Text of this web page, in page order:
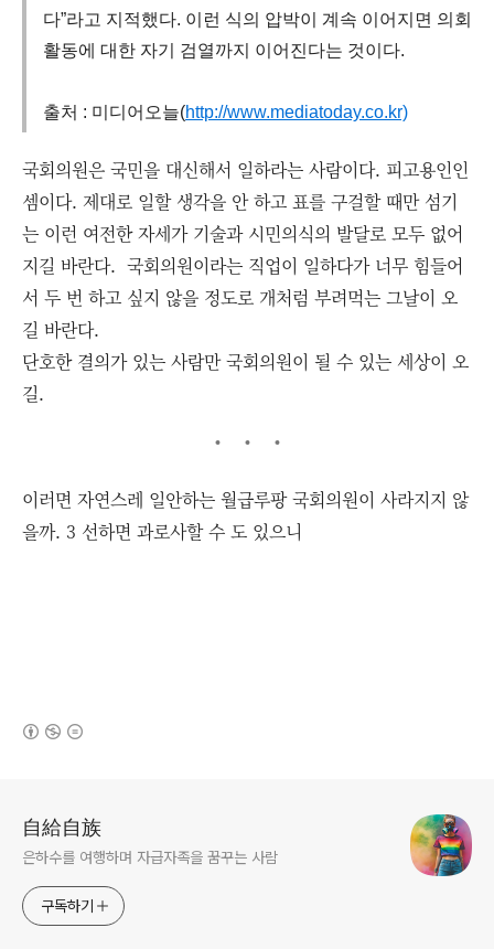
다”라고 지적했다. 이런 식의 압박이 계속 이어지면 의회
활동에 대한 자기 검열까지 이어진다는 것이다.
출처 : 미디어오늘(http://www.mediatoday.co.kr)
국회의원은 국민을 대신해서 일하라는 사람이다. 피고용인인
셈이다. 제대로 일할 생각을 안 하고 표를 구걸할 때만 섬기
는 이런 여전한 자세가 기술과 시민의식의 발달로 모두 없어
지길 바란다. 국회의원이라는 직업이 일하다가 너무 힘들어
서 두 번 하고 싶지 않을 정도로 개처럼 부려먹는 그날이 오
길 바란다.
단호한 결의가 있는 사람만 국회의원이 될 수 있는 세상이 오
길.
이러면 자연스레 일안하는 월급루팡 국회의원이 사라지지 않
을까. 3 선하면 과로사할 수 도 있으니
自給自族
은하수를 여행하며 자급자족을 꿈꾸는 사람
구독하기